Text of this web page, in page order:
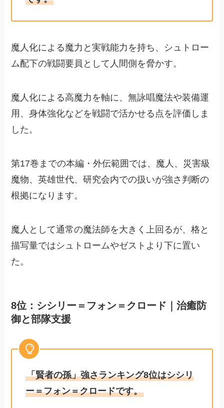
魔人化による魔力と実戦能力を持ち、シュトロー
ム配下の戦闘要員として人間側を脅かす。
魔人化による高魔力を軸に、無詠唱魔法や装備運
用、身体強化などを戦闘で活かせる点を評価しま
した。
第17巻までの本編・外伝範囲では、魔人、災害級
魔物、英雄世代、研究会内での扱いが強さ判断の
根拠になります。
魔人として通常の魔法師を大きく上回るが、格と
描写量ではシュトロームやゼストより下に置い
た。
8位：シシリー＝フォン＝クロード｜治癒防
御と部隊支援
「賢者の孫」強さランキング8位はシシリ
ー＝フォン＝クロードです。